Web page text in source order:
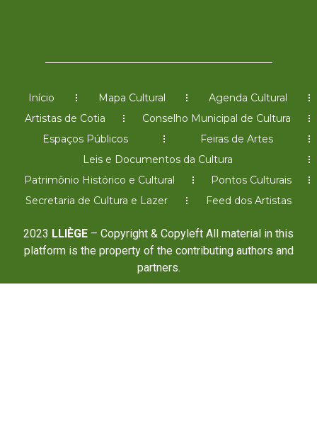
Início Mapa Cultural
Agenda Cultural
Artistas de Cotia
Conselho Municipal de Cultura
Espaços Públicos
Feiras de Artes
Leis e Documentos da Cultura
Patrimônio Histórico e Cultural
Pontos Culturais
Secretaria de Cultura e Lazer
Feed dos Artistas
2023 LLIÈGE – Copyright & Copyleft All material in this
platform is the property of the contributing authors and
partners.